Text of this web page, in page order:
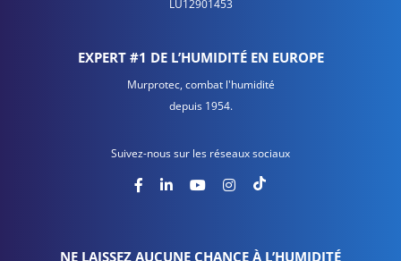
LU12901453
EXPERT #1 DE L’HUMIDITÉ EN EUROPE
Murprotec, combat l'humidité
depuis 1954.
Suivez-nous sur les réseaux sociaux
NE LAISSEZ AUCUNE CHANCE À L’HUMIDITÉ